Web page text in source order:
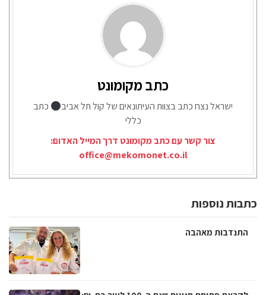
כתב מקומונט
ישראל נצח כתב בצוות העיתונאים של קול תל אביב
כתב
כללי
צור קשר עם כתב מקומונט דרך המייל האדום:
office@mekomonet.co.il
כתבות נוספות
התנדבות מאהבה